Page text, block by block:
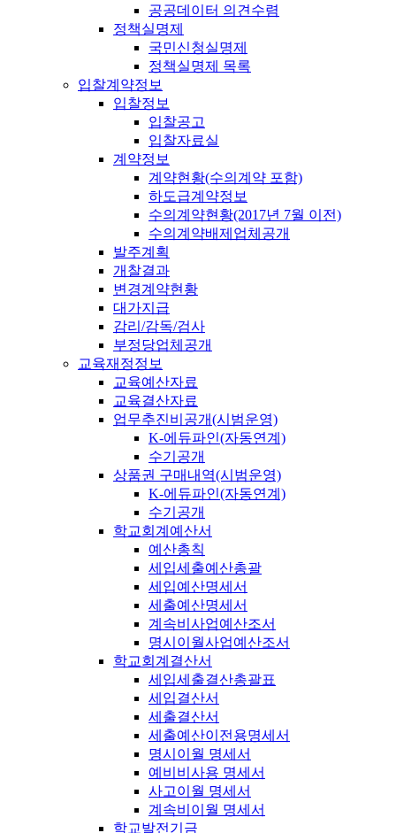
공공데이터 의견수렴
정책실명제
국민신청실명제
정책실명제 목록
입찰계약정보
입찰정보
입찰공고
입찰자료실
계약정보
계약현황(수의계약 포함)
하도급계약정보
수의계약현황(2017년 7월 이전)
수의계약배제업체공개
발주계획
개찰결과
변경계약현황
대가지급
감리/감독/검사
부정당업체공개
교육재정정보
교육예산자료
교육결산자료
업무추진비공개(시범운영)
K-에듀파인(자동연계)
수기공개
상품권 구매내역(시범운영)
K-에듀파인(자동연계)
수기공개
학교회계예산서
예산총칙
세입세출예산총괄
세입예산명세서
세출예산명세서
계속비사업예산조서
명시이월사업예산조서
학교회계결산서
세입세출결산총괄표
세입결산서
세출결산서
세출예산이전용명세서
명시이월 명세서
예비비사용 명세서
사고이월 명세서
계속비이월 명세서
학교발전기금